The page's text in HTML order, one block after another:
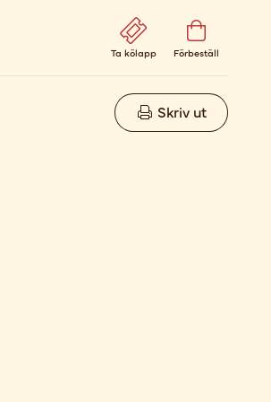
Ta kölapp Förbeställ
Skriv ut